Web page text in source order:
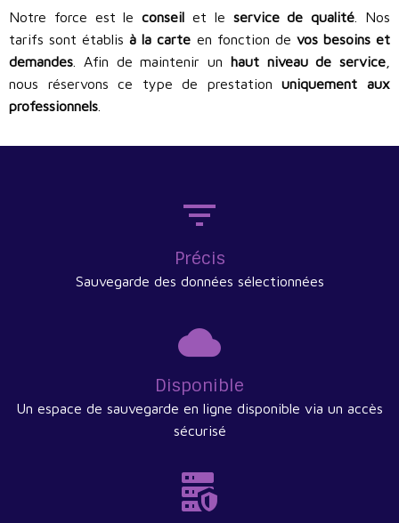
Notre force est leconseil et le service de qualité . Nos
tarifs sont établisà la carte en fonction de vos besoins et
demandes . Afin de maintenir un haut niveau de service
nous réservons ce type de prestationuniquement aux
professionnels
Précis
Sauvegarde des données sélectionnées
Disponible
Un espace de sauvegarde en ligne disponible via un accès
sécurisé